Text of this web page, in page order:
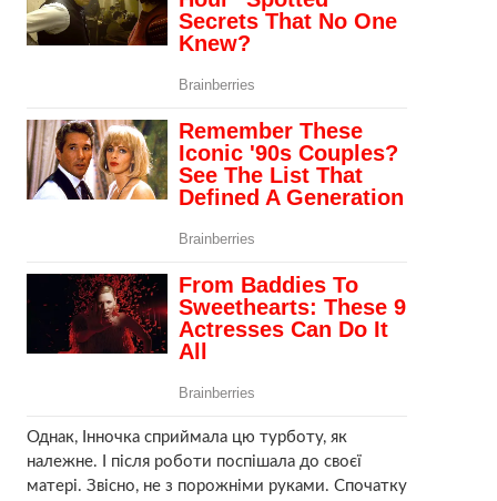
Однак, Інночка сприймала цю турботу, як
належне. І після роботи поспішала до своєї
матері. Звісно, не з порожніми руками. Спочатку